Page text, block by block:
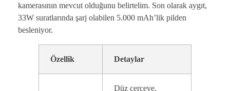
kamerasının mevcut olduğunu belirtelim. Son olarak aygıt,
33W suratlarında şarj olabilen 5.000 mAh’lik pilden
besleniyor.
Özellik Detaylar
Düz çerçeve,